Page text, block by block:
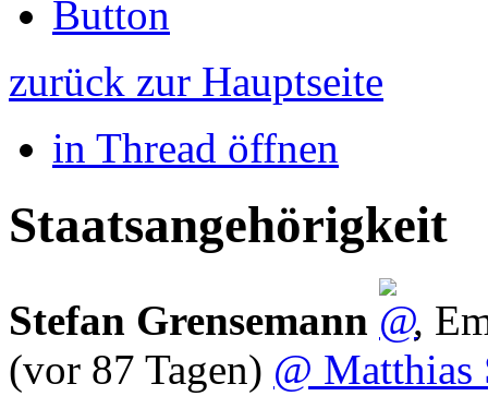
zurück zur Hauptseite
in Thread öffnen
Staatsangehörigkeit
Stefan Grensemann ,
(vor 87 Tagen) @ Matthias